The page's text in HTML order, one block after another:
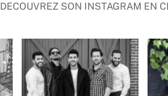
DECOUVREZ SON INSTAGRAM EN